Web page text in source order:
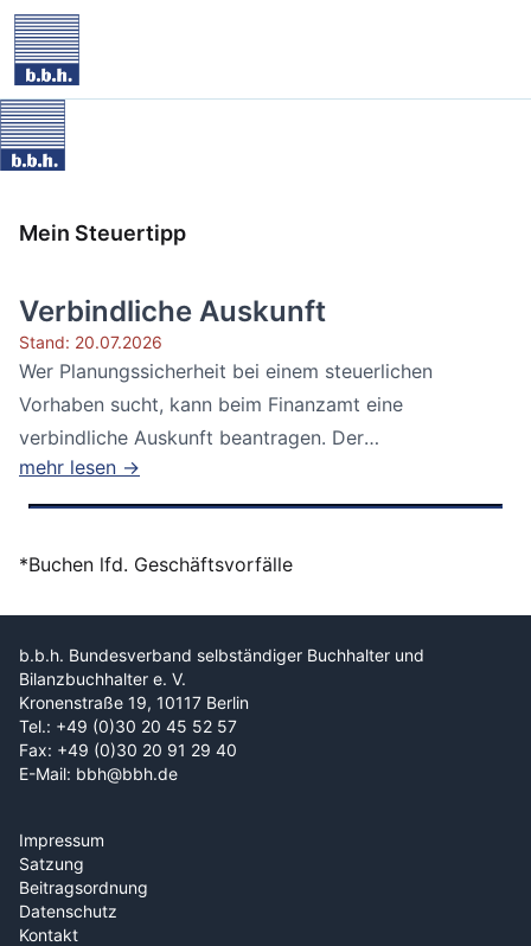
Mein Steuertipp
Verbindliche Auskunft
Stand: 20.07.2026
Wer Planungssicherheit bei einem steuerlichen
Vorhaben sucht, kann beim Finanzamt eine
verbindliche Auskunft beantragen. Der
Bundesfinanzhof...
mehr lesen →
*Buchen lfd. Geschäftsvorfälle
b.b.h. Bundesverband selbständiger Buchhalter und
Bilanzbuchhalter e. V.
Kronenstraße 19, 10117 Berlin
Tel.: +49 (0)30 20 45 52 57
Fax: +49 (0)30 20 91 29 40
E-Mail: bbh@bbh.de
Impressum
Satzung
Beitragsordnung
Datenschutz
Kontakt